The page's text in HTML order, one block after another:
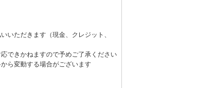
いただきます（現金、クレジット、
できかねますので予めご了承ください
ら変動する場合がございます